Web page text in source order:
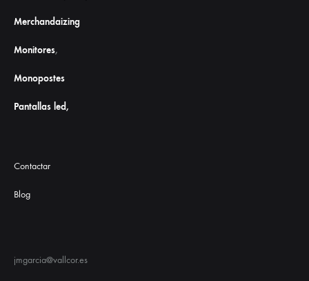
Merchandaizing
Monitores,
Monopostes
Pantallas led,
Contactar
Blog
jmgarcia@vallcor.es